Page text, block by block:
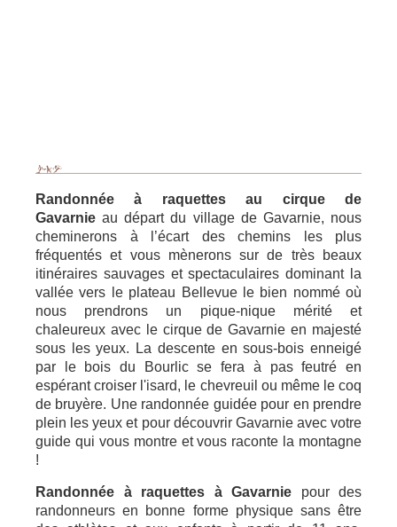
Randonnée à raquettes au cirque de
Gavarnie au départ du village de Gavarnie, nous
cheminerons à l’écart des chemins les plus
fréquentés et vous mènerons sur de très beaux
itinéraires sauvages et spectaculaires dominant la
vallée vers le plateau Bellevue le bien nommé où
nous prendrons un pique-nique mérité et
chaleureux avec le cirque de Gavarnie en majesté
sous les yeux. La descente en sous-bois enneigé
par le bois du Bourlic se fera à pas feutré en
espérant croiser l'isard, le chevreuil ou même le coq
de bruyère. Une randonnée guidée pour en prendre
plein les yeux et pour découvrir Gavarnie avec votre
guide qui vous montre et vous raconte la montagne
!
Randonnée à raquettes à Gavarnie pour des
randonneurs en bonne forme physique sans être